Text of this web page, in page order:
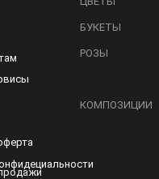
БУКЕТЫ
РОЗЫ
КОМПОЗИЦИИ